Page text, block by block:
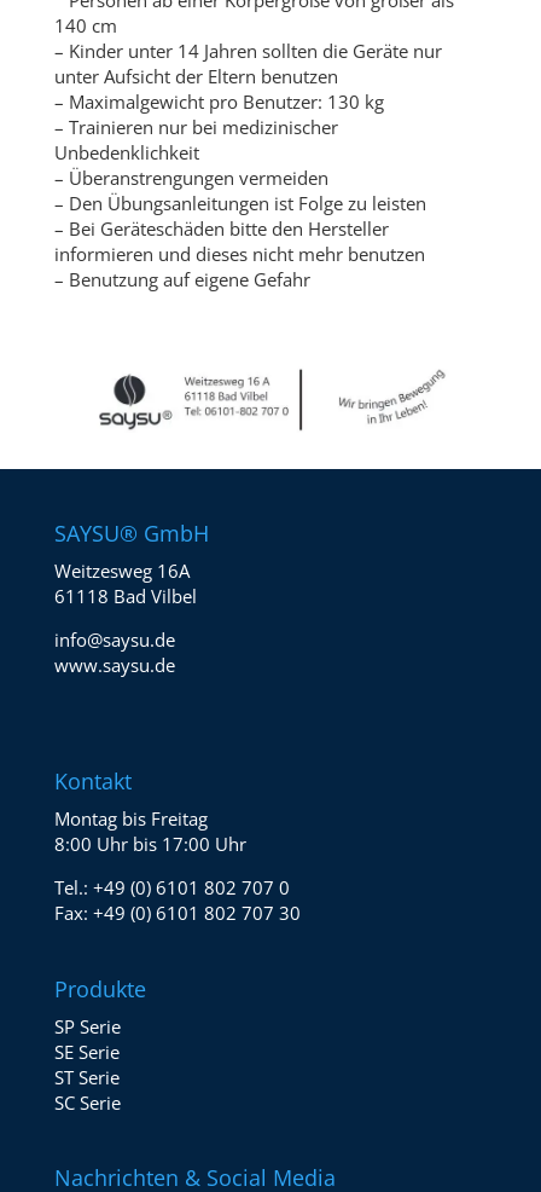
140 cm
– Kinder unter 14 Jahren sollten die Geräte nur
unter Aufsicht der Eltern benutzen
– Maximalgewicht pro Benutzer: 130 kg
– Trainieren nur bei medizinischer
Unbedenklichkeit
– Überanstrengungen vermeiden
– Den Übungsanleitungen ist Folge zu leisten
– Bei Geräteschäden bitte den Hersteller
informieren und dieses nicht mehr benutzen
– Benutzung auf eigene Gefahr
SAYSU® GmbH
Weitzesweg 16A
61118 Bad Vilbel
info@saysu.de
www.saysu.de
Kontakt
Montag bis Freitag
8:00 Uhr bis 17:00 Uhr
Tel.: +49 (0) 6101 802 707 0
Fax: +49 (0) 6101 802 707 30
Produkte
SP Serie
SE Serie
ST Serie
SC Serie
Nachrichten & Social Media